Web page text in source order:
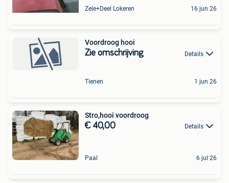
Zele+Deel Lokeren 16 jun 26
Voordroog hooi
Zie omschrijving Details
Tienen 1 jun 26
Stro,hooi voordroog
€ 40,00 Details
Paal 6 jul 26